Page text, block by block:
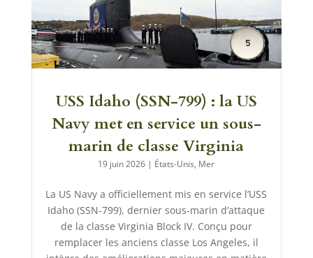
USS Idaho (SSN-799) : la US
Navy met en service un sous-
marin de classe Virginia
19 juin 2026 | États-Unis, Mer
La US Navy a officiellement mis en service l’USS
Idaho (SSN-799), dernier sous-marin d’attaque
de la classe Virginia Block IV. Conçu pour
remplacer les anciens classe Los Angeles, il